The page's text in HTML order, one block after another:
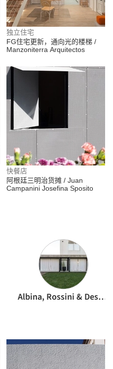
独立住宅
FG住宅更新，通向光的楼梯 /
Manzoniterra Arquitectos
Albina, Rossini & Deserio
快餐店
阿根廷三明治货摊 / Juan
Campanini Josefina Sposito